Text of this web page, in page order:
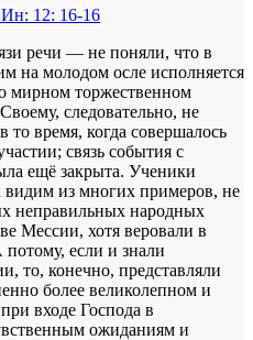
Ин: 12: 16-16
речи — не поняли, что в
на молодом осле исполняется
мирном торжественном
следовательно, не
то время, когда совершалось
связь события с
ещё закрыта. Ученики
видим из многих примеров, не
неправильных народных
Мессии, хотя веровали в
если и знали
то, конечно, представляли
более великолепном и
входе Господа в
ожиданиям и